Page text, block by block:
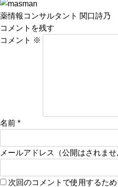
薬情報コンサルタント 関口詩乃
コメントを残す
コメント ※
名前 *
メールアドレス（公開はされませ
次回のコメントで使用するた